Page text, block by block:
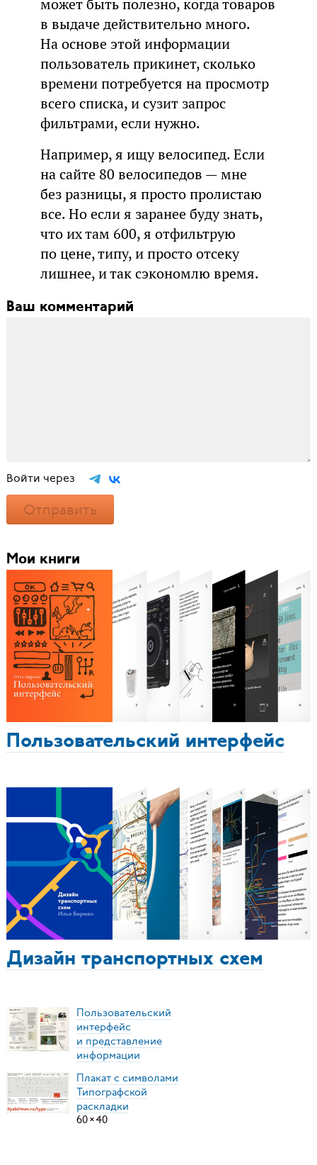
может быть полезно, когда товаров
в выдаче действительно много.
На основе этой информации
пользователь прикинет, сколько
времени потребуется на просмотр
всего списка, и сузит запрос
фильтрами, если нужно.
Например, я ищу велосипед. Если
на сайте 80 велосипедов — мне
без разницы, я просто пролистаю
все. Но если я заранее буду знать,
что их там 600, я отфильтрую
по цене, типу, и просто отсеку
лишнее, и так сэкономлю время.
Ваш комментарий
Войти через
Отправить
Мои книги
Пользовательский интерфейс
Дизайн транспортных схем
Пользовательский
интерфейс
и представление
информации
Плакат с символами
Типографской
раскладки
60×40